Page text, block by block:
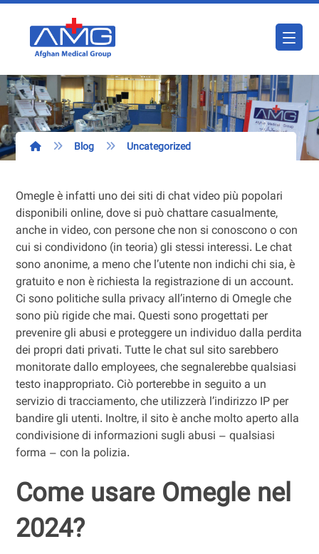
Blog Uncategorized
Omegle è infatti uno dei siti di chat video più popolari
disponibili online, dove si può chattare casualmente,
anche in video, con persone che non si conoscono o con
cui si condividono (in teoria) gli stessi interessi. Le chat
sono anonime, a meno che l’utente non indichi chi sia, è
gratuito e non è richiesta la registrazione di un account.
Ci sono politiche sulla privacy all’interno di Omegle che
sono più rigide che mai. Questi sono progettati per
prevenire gli abusi e proteggere un individuo dalla perdita
dei propri dati privati. Tutte le chat sul sito sarebbero
monitorate dallo employees, che segnalerebbe qualsiasi
testo inappropriato. Ciò porterebbe in seguito a un
servizio di tracciamento, che utilizzerà l’indirizzo IP per
bandire gli utenti. Inoltre, il sito è anche molto aperto alla
condivisione di informazioni sugli abusi – qualsiasi
forma – con la polizia.
Come usare Omegle nel
2024?